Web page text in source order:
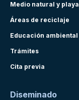
Medio natural y
Áreas de reciclaje
Educación ambiental
Trámites
Cita previa
Diseminado